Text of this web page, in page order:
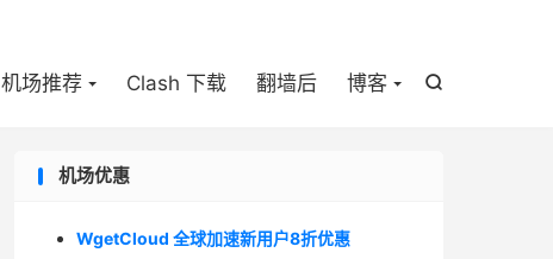

机场推荐 Clash 下载 翻墙后 博客
机场优惠
WgetCloud 全球加速新用户8折优惠